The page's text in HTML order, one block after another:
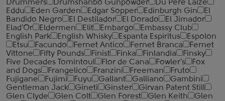
Drummers
Drumshanbo Gunpowder
Du Pere Laize
Eddu
Eden Garden Edgar Sopper Edinburgh Gin
El
Bandido Negro
El Destilador El Dorado
El Jimador
Elad'Or
Eldermen Elit Embargo
Embassy Club
English Park
English Whisky Espanta Espiritus
Espolon
Etsu
Facundo Fernet Antico Fernet Branca
Fernet
Vittone
Fifty Pounds Finist Finka Finlandia
Finsky
Five Decades Tomintoul
Flor de Cana Fowler's
Fox
and Dogs
Frangelico Franzini Freeman
Fruto
Fujigane
Fujimi Fuyu Gallant Galliano
Gambini
Gentleman Jack
Gineti Ginster
Girvan Patent Still
Glen Clyde
Glen Colt Glen Forest Glen Keith
Glen